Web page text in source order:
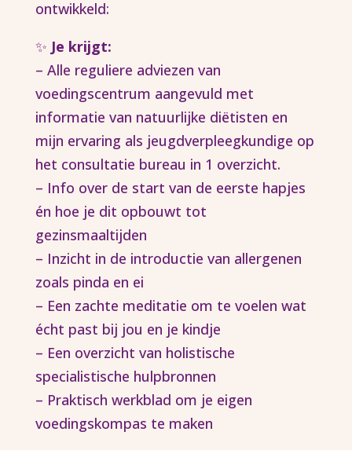
ontwikkeld:
✨ Je krijgt:
– Alle reguliere adviezen van
voedingscentrum aangevuld met
informatie van natuurlijke diëtisten en
mijn ervaring als jeugdverpleegkundige op
het consultatie bureau in 1 overzicht.
– Info over de start van de eerste hapjes
én hoe je dit opbouwt tot
gezinsmaaltijden
– Inzicht in de introductie van allergenen
zoals pinda en ei
– Een zachte meditatie om te voelen wat
écht past bij jou en je kindje
– Een overzicht van holistische
specialistische hulpbronnen
– Praktisch werkblad om je eigen
voedingskompas te maken